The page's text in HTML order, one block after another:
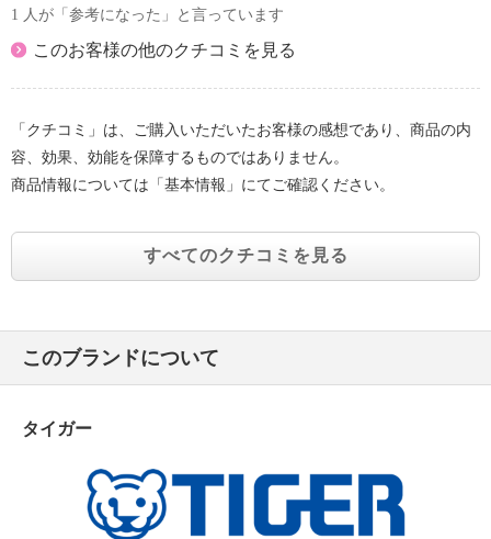
・本体を洗い終わったら、すぐに乾いた布で外側の水
気をふきとる。
煮沸しない。
【使用上の注意】
※詳細は同梱書類等参照
・乳幼児の手の届くところには置かない。また、いた
・熱い物を入れない。
・ドライアイス、炭酸飲料などは絶対に入れない。
い。
・牛乳、乳飲料、果汁などは入れない。
・電子レンジで加熱しない。
・冷凍庫に入れない。
・みそ汁、スープなど塩分を含んだものは入れない。
・自動車走行中は使わない。
1 人が「参考になった」と言っています
このお客様の他のクチコミを見る
「クチコミ」は、ご購入いただいたお客様の感想であり、商品の内
容、効果、効能を保障するものではありません。
商品情報については「基本情報」にてご確認ください。
すべてのクチコミを見る
このブランドについて
タイガー